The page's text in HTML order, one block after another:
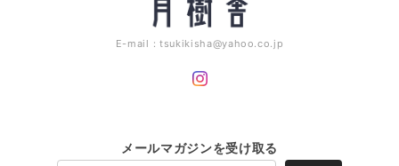
E-mail：tsukikisha@yahoo.co.jp
メールマガジンを受け取る